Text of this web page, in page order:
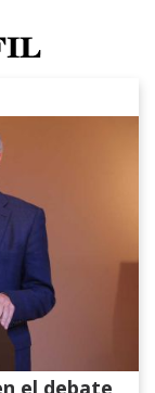
el debate